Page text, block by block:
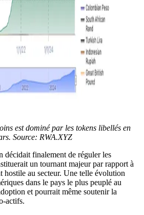
est dominé par les tokens libellés en
Source: RWA.XYZ
décidait finalement de réguler les
un tournant majeur par rapport à
hostile au secteur. Une telle évolution
dans le pays le plus peuplé au
et pourrait même soutenir la
actifs.